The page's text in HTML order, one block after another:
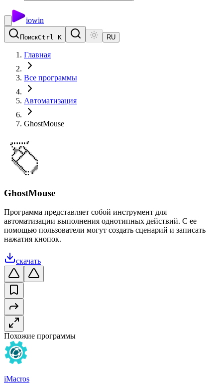
iowin
ПоискCtrl K RU
Главная
Все программы
Автоматизация
GhostMouse
GhostMouse
Программа представляет собой инструмент для
автоматизации выполнения однотипных действий. С ее
помощью пользователи могут создать сценарий и записать
нажатия кнопок.
скачать
Похожие программы
iMacros